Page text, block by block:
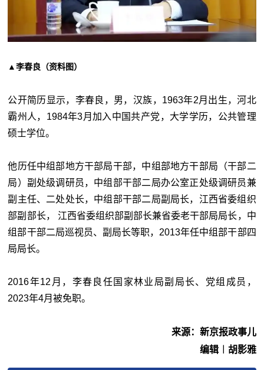
▲李春良（资料图）
公开简历显示，李春良，男，汉族，1963年2月出生，河北
霸州人，1984年3月加入中国共产党，大学学历，公共管理
硕士学位。
他历任中组部地方干部局干部，中组部地方干部局（干部二
局）副处级调研员，中组部干部二局办公室正处级调研员兼
副主任、二处处长，中组部干部二局副局长，江西省委组织
部副部长， 江西省委组织部副部长兼省委老干部局局长，中
组部干部二局巡视员、副局长等职，2013年任中组部干部四
局局长。
2016年12月，李春良任国家林业局副局长、党组成员，
2023年4月被免职。
来源：新京报政事儿
编辑︱胡影雅